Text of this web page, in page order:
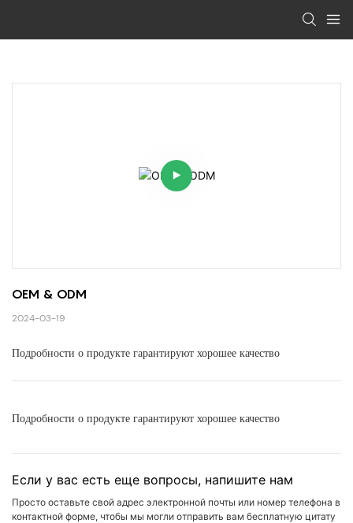
OEM & ODM
2024-03-19
Подробности о продукте гарантируют хорошее качество
Подробности о продукте гарантируют хорошее качество
Если у вас есть еще вопросы, напишите нам
Просто оставьте свой адрес электронной почты или номер телефона в
контактной форме, чтобы мы могли отправить вам бесплатную цитату